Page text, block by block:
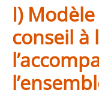
I)
conseil à